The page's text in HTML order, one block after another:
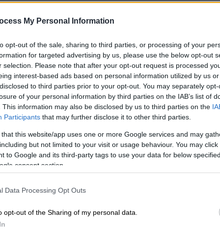
My Personal Information
opt-out of the sale, sharing to third parties, or processing of your
for targeted advertising by us, please use the below opt-out
selection. Please note that after your opt-out request is processed
interest-based ads based on personal information utilized by us
to third parties prior to your opt-out. You may separately
of your personal information by third parties on the IAB’s list of
This information may also be disclosed by us to third parties on the
Participants that may further disclose it to other third parties.
that this website/app uses one or more Google services and may
but not limited to your visit or usage behaviour. You may
to Google and its third-party tags to use your data for below
consent section.
Data Processing Opt Outs
opt-out of the Sharing of my personal data.
τον συγκάτοικό του με
και όσα δείχνουν ασήμαντη
το όνομα Αντρέ αλλά είναι
ζίτσου, πήδηξαν έξω από το αυτοκίνητό
που βρισκόταν στο έδαφος. Οι δύο
από τύχη, καθώςέπαιρναν έναν
το προηγούμενο βράδυ.
το περιστατικό
και είπε: «Έστριψα στον δρόμο και
σταματημένοστη μέση του δρόμου λίγο
τότε να κάνει όπισθεν με ταχύτητα,
Σταμάτησε καθώς πλησίασα και
που φαινόταν σαν